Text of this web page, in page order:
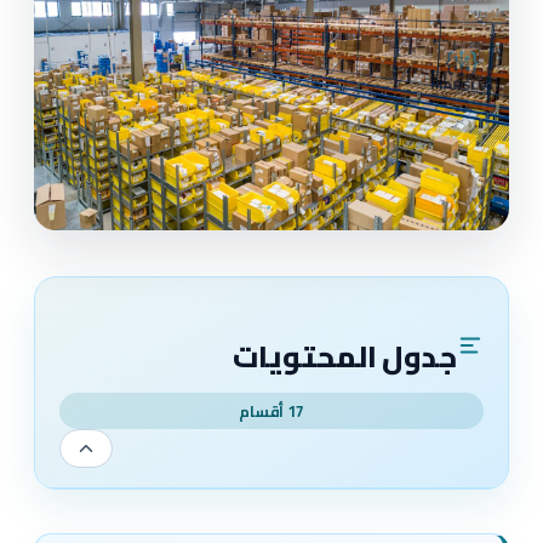
جدول المحتويات
17 أقسام